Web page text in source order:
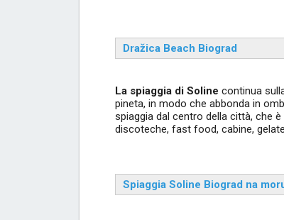
Dražica Beach Biograd
La spiaggia di Soline continua
pineta, in modo che abbonda in
spiaggia dal centro della città, che
discoteche, fast food, cabine,
Spiaggia Soline Biograd na